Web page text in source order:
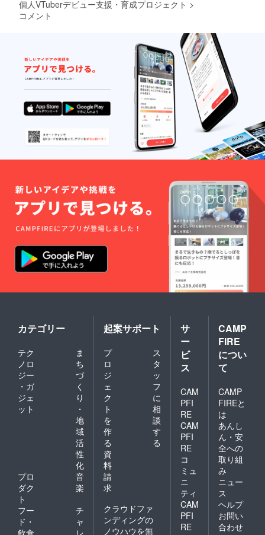
個人VTuberデビュー支援・育成プロジェクト >
コメント
カテゴリー
テク
ノロ
ジー
・ガ
ジェ
ット
ま
ち
づ
く
り
・
地
域
活
性
化
プロ
ダク
ト
音
楽
フー
ド・
チ
ャ
起案サポート
プ
ロ
ジ
ェ
ク
ト
を
作
る
ス
タ
ッ
フ
に
相
談
す
る
資
料
請
求
クラウドファ
ンディングの
ノウハウを無
サ
ー
ビ
ス
CAM
PFI
RE
CAM
PFI
RE
コ
ミュ
ニ
ティ
CAM
PFI
RE
CAMP
FIRE
につい
て
CAMP
FIREと
は
あんし
ん・安
全への
取り組
み
ニュー
ス
ヘルプ
お問い
合わせ